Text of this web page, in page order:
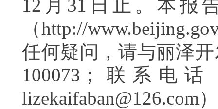
12 月 31 日止。本报
（http://
任何疑问，请与丽泽
100073 ；
联系电话
lizekaifaban@126.com